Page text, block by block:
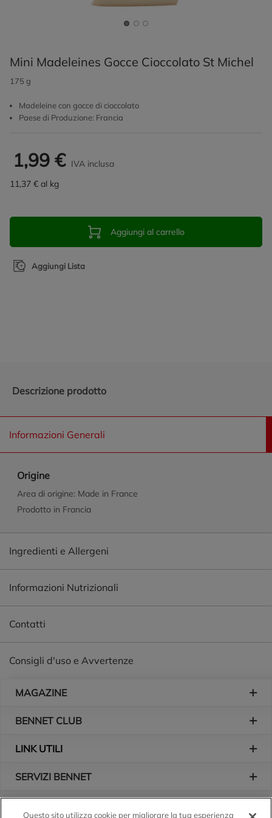
Mini Madeleines Gocce Cioccolato St Michel
175 g
Madeleine con gocce di cioccolato
Paese di Produzione: Francia
1,99 € IVA inclusa
11,37 € al kg
Aggiungi al carrello
Aggiungi Lista
Descrizione prodotto
Informazioni Generali
Origine
Area di origine: Made in France
Prodotto in Francia
Ingredienti e Allergeni
Informazioni Nutrizionali
Contatti
Consigli d'uso e Avvertenze
MAGAZINE
BENNET CLUB
LINK UTILI
SERVIZI BENNET
Questo sito utilizza cookie per migliorare la tua esperienza